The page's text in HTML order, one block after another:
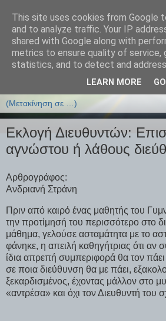
Online Μαθήματα Βιολογίας
Εκλογή Διευθυντών:
αγνώστου ή λάθους
Αρθρογράφος:
Ανδριανή Στράνη
Πριν από καιρό ένας μαθητής του
την προτίμησή του περισσότερο στο
μάθημα, γελούσε ασταμάτητα με το
φάνηκε, η απειλή καθηγήτριας ότι αν
ίδια απρεπή συμπεριφορά θα τον
σε ποια διεύθυνση θα με πάει,
ξεκαρδισμένος, έχοντας μάλλον στο
«αντρέσα» και όχι τον Διευθυντή του
This site uses cookies from Google
and to analyze traffic. Your IP
shared with Google along with
metrics to ensure quality of service,
statistics, and to detect and
LEARN MORE